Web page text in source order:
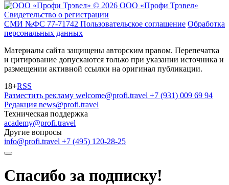
© 2026 ООО «Профи Трэвeл»
Свидетельство о регистрации
СМИ №ФС 77-71742 Пользовательское соглашение Обработка
персональных данных
Материалы сайта защищены авторским правом. Перепечатка
и цитирование допускаются только при указании источника и
размещении активной ссылки на оригинал публикации.
18+RSS
Разместить рекламу welcome@profi.travel +7 (931) 009 69 94
Редакция news@profi.travel
Техническая поддержка
academy@profi.travel
Другие вопросы
info@profi.travel +7 (495) 120-28-25
Спасибо за подписку!